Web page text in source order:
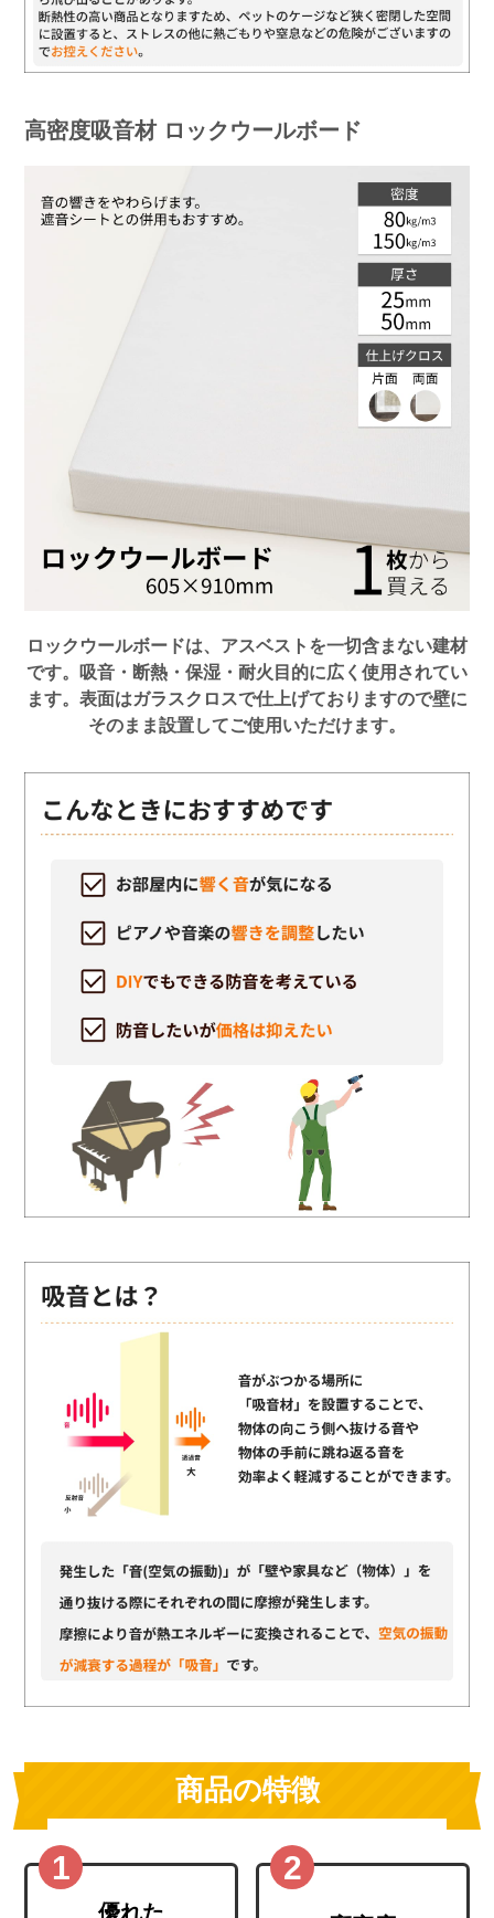
高密度吸音材 ロックウールボード
ロックウールボードは、アスベストを一切含まない建材
です。吸音・断熱・保湿・耐火目的に広く使用されてい
ます。表面はガラスクロスで仕上げておりますので壁に
そのまま設置してご使用いただけます。
商品の特徴
優れた